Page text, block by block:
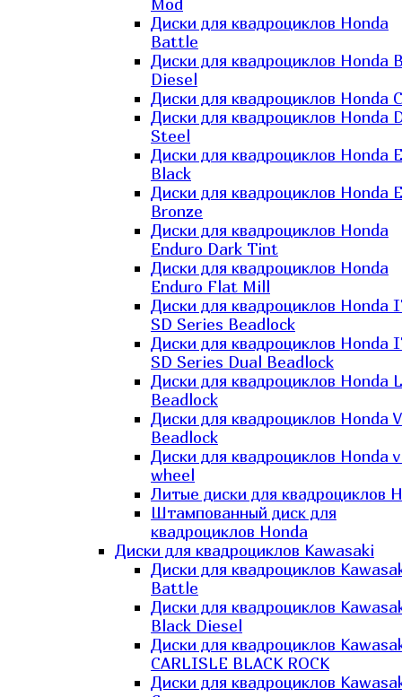
Mod
Диски для квадроциклов Honda
Battle
Диски для квадроциклов Honda
Diesel
Диски для квадроциклов Honda
Диски для квадроциклов Honda
Steel
Диски для квадроциклов Honda
Black
Диски для квадроциклов Honda
Bronze
Диски для квадроциклов Honda
Enduro Dark Tint
Диски для квадроциклов Honda
Enduro Flat Mill
Диски для квадроциклов Honda
SD Series Beadlock
Диски для квадроциклов Honda
SD Series Dual Beadlock
Диски для квадроциклов Honda
Beadlock
Диски для квадроциклов Honda
Beadlock
Диски для квадроциклов Honda
wheel
Литые диски для квадроциклов
Штампованный диск для
квадроциклов Honda
Диски для квадроциклов Kawasaki
Диски для квадроциклов
Battle
Диски для квадроциклов
Black Diesel
Диски для квадроциклов
CARLISLE BLACK ROCK
Диски для квадроциклов